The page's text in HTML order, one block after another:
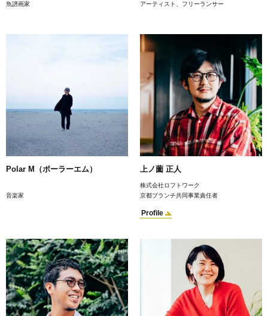
魚譜画家 アーティスト、フリーランサー
Polar M（ポーラーエム）
音楽家
上ノ薗 正人
株式会社ロフトワーク
京都ブランチ共同事業責任者
Profile